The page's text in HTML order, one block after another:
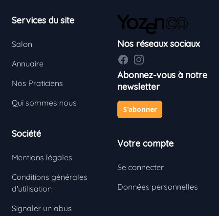
Services du site
Salon
Annuaire
Nos Praticiens
Qui sommes nous
Société
Mentions légales
Conditions générales
d'utilisation
Signaler un abus
Nos réseaux sociaux
FacebookInstagram
Abonnez-vous à notre
newsletter
S'abonner
Votre compte
Se connecter
Données personnelles